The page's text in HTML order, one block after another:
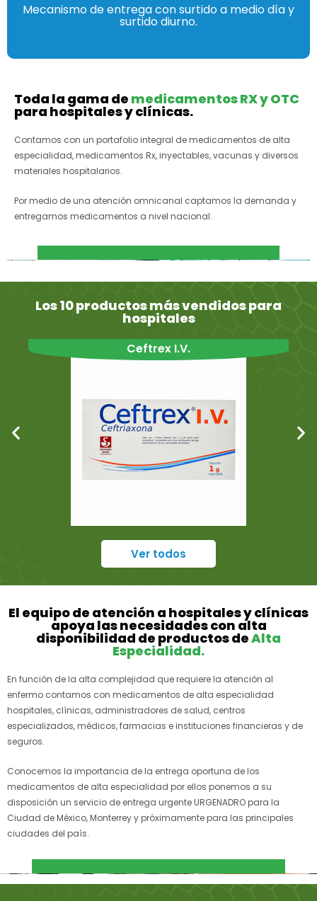
Mecanismo de entrega con surtido a medio día y
surtido diurno.
Toda la gama de medicamentos RX y OTC
para hospitales y clínicas.
Contamos con un portafolio integral de medicamentos de alta
especialidad, medicamentos Rx, inyectables, vacunas y diversos
materiales hospitalarios.
Por medio de una atención omnicanal captamos la demanda y
entregamos medicamentos a nivel nacional.
Los 10 productos más vendidos para
hospitales
Ceftrex I.V.
Ver todos
El equipo de atención a hospitales y clínicas
apoya las necesidades con alta
disponibilidad de productos deAlta
Especialidad.
En función de la alta complejidad que requiere la atención al
enfermo contamos con medicamentos de alta especialidad
hospitales, clínicas, administradores de salud, centros
especializados, médicos, farmacias e instituciones financieras y de
seguros.
Conocemos la importancia de la entrega oportuna de los
medicamentos de alta especialidad por ellos ponemos a su
disposición un servicio de entrega urgente URGENADRO para la
Ciudad de México, Monterrey y próximamente para las principales
ciudades del país.